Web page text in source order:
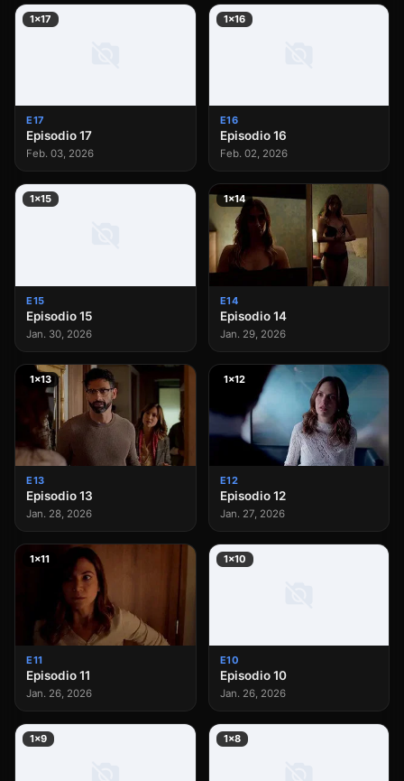
1×17
E17
Episodio 17
Feb. 03, 2026
1×16
E16
Episodio 16
Feb. 02, 2026
1×15
E15
Episodio 15
Jan. 30, 2026
1×14
E14
Episodio 14
Jan. 29, 2026
1×13
E13
Episodio 13
Jan. 28, 2026
1×12
E12
Episodio 12
Jan. 27, 2026
1×11
E11
Episodio 11
Jan. 26, 2026
1×10
E10
Episodio 10
Jan. 26, 2026
1×9 1×8